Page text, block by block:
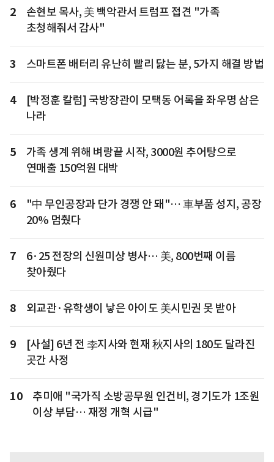
2
손현보 목사, 美 백악관서 트럼프 접견 "가족
초청해줘서 감사"
3 스마트폰 배터리 유난히 빨리 닳는 분, 5가지 해결 방법
4
[박정훈 칼럼] 국방장관이 모택동 어록을 좌우명 삼은
나라
5
가족 생계 위해 벼랑끝 시작, 3000원 추어탕으로
연매출 150억원 대박
6
"中 무인공장과 단가 경쟁 안 돼"… 車부품 성지, 공장
20% 멈췄다
7
6·25 전장의 신원미상 병사… 美, 800번째 이름
찾아줬다
8 외교관·유학생이 낳은 아이도 美시민권 못 받아
9
[사설] 6년 전 李지사와 현재 秋지사의 180도 달라진
곳간 사정
10
추미애 "국가직 소방공무원 인건비, 경기도가 1조원
이상 부담… 재정 개혁 시급"